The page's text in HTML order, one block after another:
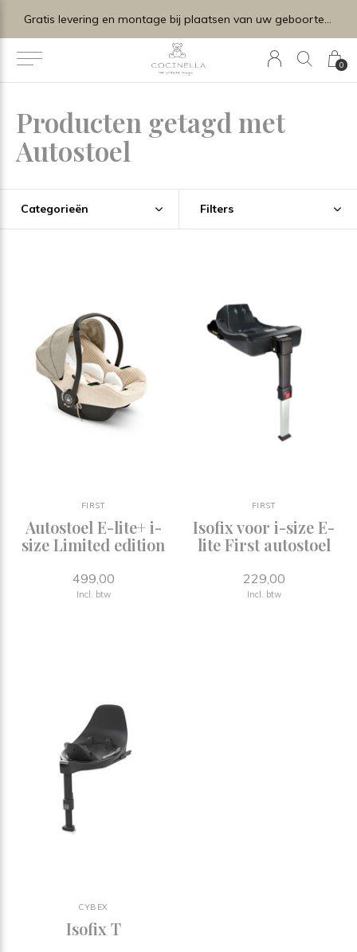
0
Gratis levering en montage bij plaatsen van uw geboortelijstje.
Producten getagd met
Autostoel
Categorieën Filters
FIRST
Autostoel E-lite+ i-
size Limited edition
499,00
Incl. btw
FIRST
Isofix voor i-size E-
lite First autostoel
229,00
Incl. btw
CYBEX
Isofix T